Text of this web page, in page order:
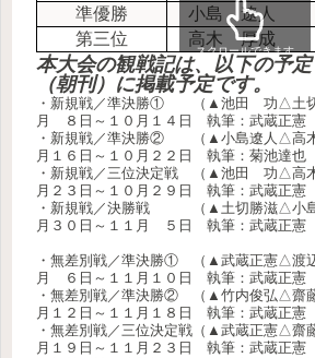
準優勝
小島 遼人
第三位
高木 厚成
スクロールできます
本大会の観戦記は、以下の予
（朝刊）に掲載予定です。
・新規戦／準決勝① （▲池田 功△土切
月 ８日～１０月１４日 執筆：武蔵正憲
・新規戦／準決勝② （▲小島遼人△高木
月１６日～１０月２２日 執筆：菊池達也
・新規戦／三位決定戦 （▲池田 功△高木
月２３日～１０月２９日 執筆：武蔵正憲
・新規戦／決勝戦 （▲土切勝滋△小島
月３０日～１１月 ５日 執筆：武蔵正憲
・無差別戦／準決勝① （▲武蔵正憲△渡
月 ６日～１１月１０日 執筆：武蔵正憲
・無差別戦／準決勝② （▲竹内俊弘△齋藤
月１２日～１１月１８日 執筆：武蔵正憲
・無差別戦／三位決定戦（▲武蔵正憲△齋
月１９日～１１月２３日 執筆：武蔵正憲